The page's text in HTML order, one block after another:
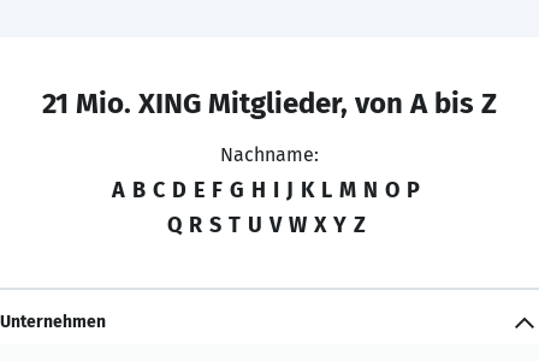
21 Mio. XING Mitglieder, von A bis Z
Nachname:
A B C D E F G H I J K L M N O P
Q R S T U V W X Y Z
Unternehmen